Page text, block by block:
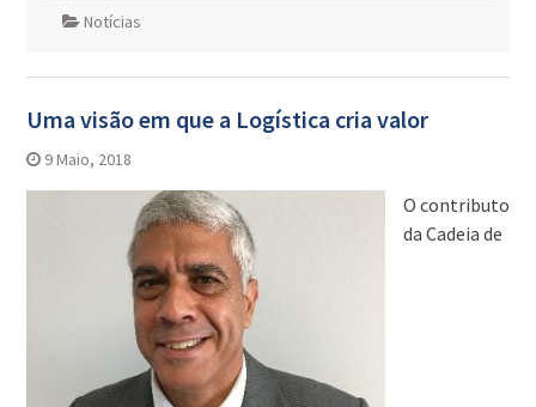
Notícias
Uma visão em que a Logística cria valor
9 Maio, 2018
O contributo
da Cadeia de